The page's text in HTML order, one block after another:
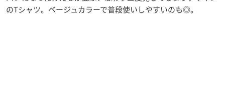
のTシャツ。ベージュカラーで普段使いしやすいのも◎。